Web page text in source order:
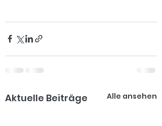
Aktuelle Beiträge Alle ansehen